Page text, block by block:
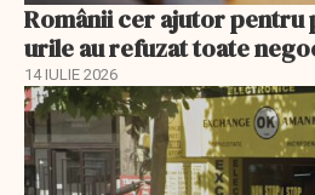
Românii cer ajutor pentru
urile au refuzat toate
14 IULIE 2026